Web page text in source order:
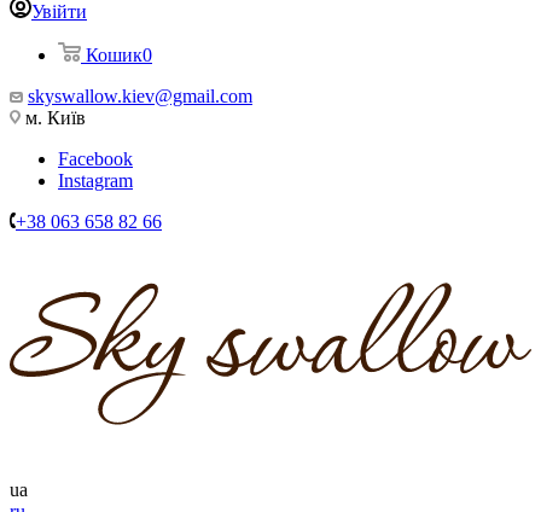
Увійти
Кошик0
skyswallow.kiev@gmail.com
м. Київ
Facebook
Instagram
+38 063 658 82 66
ua